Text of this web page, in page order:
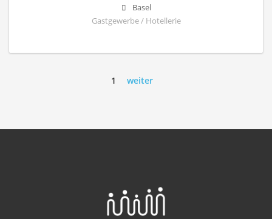
Basel
Gastgewerbe / Hotellerie
1 weiter